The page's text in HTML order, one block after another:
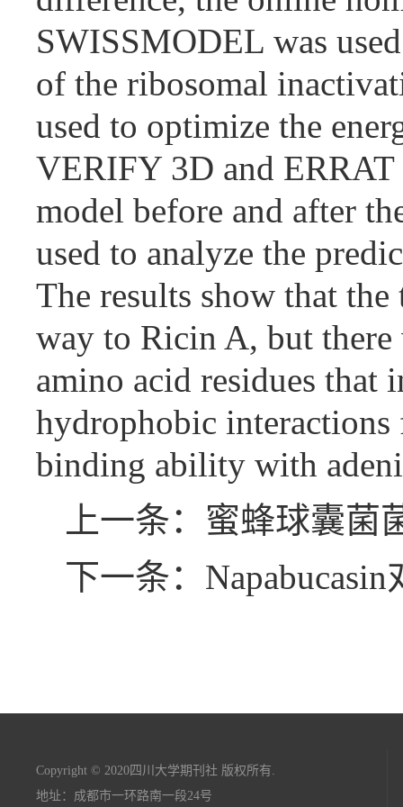
SWISSMODEL was
of the ribosomal
used to optimize the
VERIFY 3D and ERRAT
model before and after
used to analyze the
The results show that
way to Ricin A, but there
amino acid residues that
hydrophobic interactions
binding ability with
上一条：蜜蜂球囊
下一条：
Copyright © 2020四川大学期刊社 版权所有.
地址：成都市一环路南一段24号